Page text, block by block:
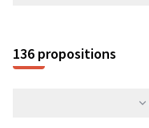
136 propositions